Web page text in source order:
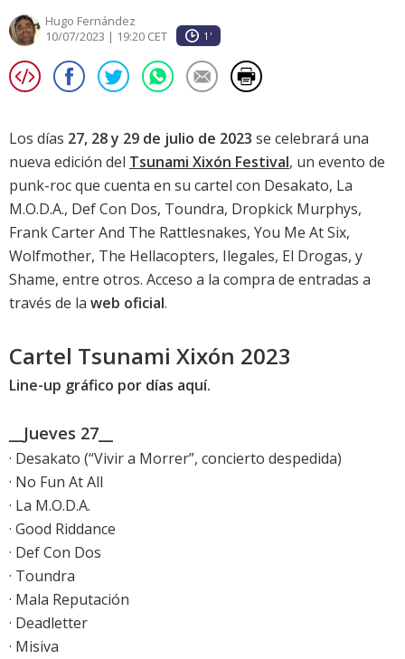
Hugo Fernández
10/07/2023 | 19:20 CET
1'
Los días 27, 28 y 29 de julio de 2023 se celebrará una
nueva edición del Tsunami Xixón Festival, un evento de
punk-roc que cuenta en su cartel con Desakato, La
M.O.D.A., Def Con Dos, Toundra, Dropkick Murphys,
Frank Carter And The Rattlesnakes, You Me At Six,
Wolfmother, The Hellacopters, Ilegales, El Drogas, y
Shame, entre otros. Acceso a la compra de entradas a
través de la web oficial.
Cartel Tsunami Xixón 2023
Line-up gráfico por días aquí.
__Jueves 27__
· Desakato (“Vivir a Morrer”, concierto despedida)
· No Fun At All
· La M.O.D.A.
· Good Riddance
· Def Con Dos
· Toundra
· Mala Reputación
· Deadletter
· Misiva